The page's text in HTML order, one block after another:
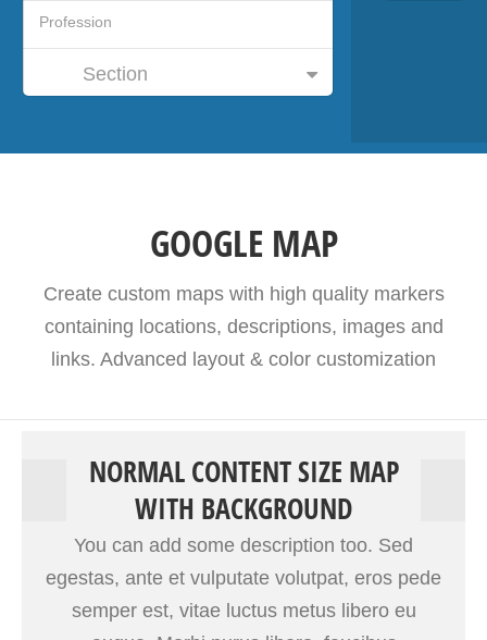
Section
GOOGLE MAP
Create custom maps with high quality markers
containing locations, descriptions, images and
links. Advanced layout & color customization
NORMAL CONTENT SIZE MAP
WITH BACKGROUND
You can add some description too. Sed
egestas, ante et vulputate volutpat, eros pede
semper est, vitae luctus metus libero eu